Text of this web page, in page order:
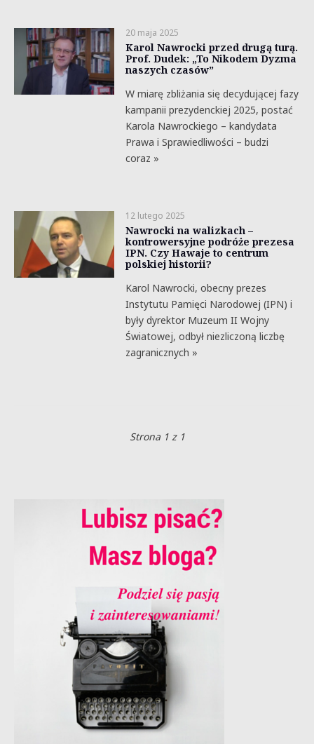
20 maja 2025
Karol Nawrocki przed drugą turą.
Prof. Dudek: „To Nikodem Dyzma
naszych czasów”
W miarę zbliżania się decydującej fazy
kampanii prezydenckiej 2025, postać
Karola Nawrockiego – kandydata
Prawa i Sprawiedliwości – budzi
coraz »
12 lutego 2025
Nawrocki na walizkach –
kontrowersyjne podróże prezesa
IPN. Czy Hawaje to centrum
polskiej historii?
Karol Nawrocki, obecny prezes
Instytutu Pamięci Narodowej (IPN) i
były dyrektor Muzeum II Wojny
Światowej, odbył niezliczoną liczbę
zagranicznych »
Strona 1 z 1